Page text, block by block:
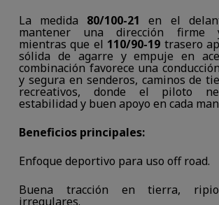
La medida 80/100-21 en el
mantener una dirección firme
mientras que el 110/90-19 trasero
sólida de agarre y empuje en
combinación favorece una
y segura en senderos, caminos de
recreativos, donde el piloto
estabilidad y buen apoyo en cada
Beneficios principales:
Enfoque deportivo para uso off road.
Buena tracción en tierra,
irregulares.